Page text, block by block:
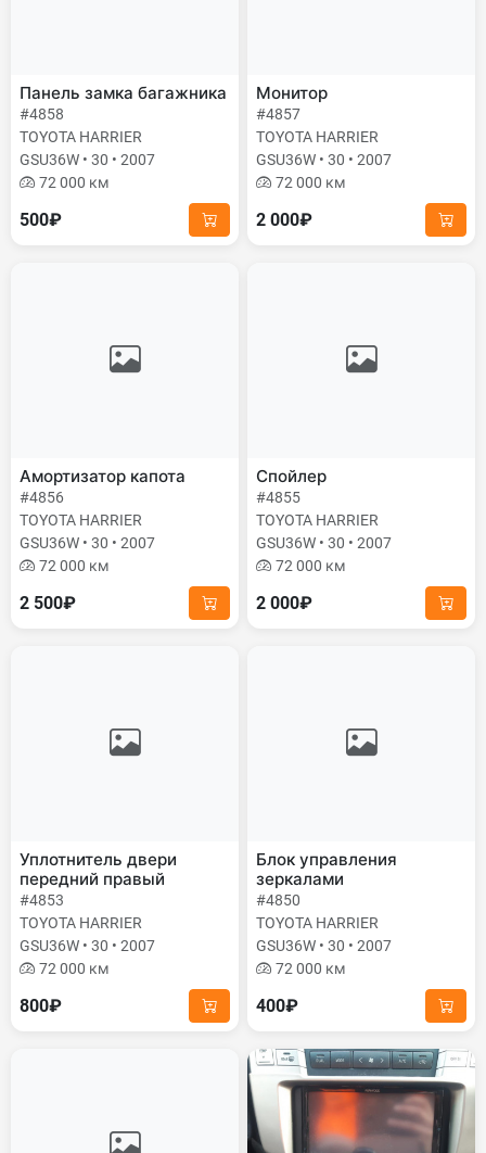
Панель замка багажника
#4858
TOYOTA HARRIER
GSU36W • 30 • 2007
72 000 км
500₽
Монитор
#4857
TOYOTA HARRIER
GSU36W • 30 • 2007
72 000 км
2 000₽
Амортизатор капота
#4856
TOYOTA HARRIER
GSU36W • 30 • 2007
72 000 км
2 500₽
Спойлер
#4855
TOYOTA HARRIER
GSU36W • 30 • 2007
72 000 км
2 000₽
Уплотнитель двери
передний правый
#4853
TOYOTA HARRIER
GSU36W • 30 • 2007
72 000 км
800₽
Блок управления
зеркалами
#4850
TOYOTA HARRIER
GSU36W • 30 • 2007
72 000 км
400₽